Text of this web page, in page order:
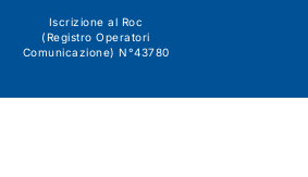
Iscrizione al Roc
(Registro Operatori
Comunicazione) N°43780